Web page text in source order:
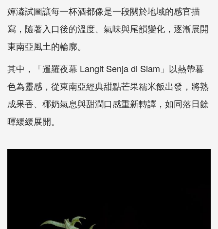
嬋潹試圖讓每一杯酒都像是一段關於地域的感官描
寫，隨著入口後的溫度、氣味與尾韻變化，逐漸展開
東南亞風土的輪廓。
其中，「暹羅夜幕 Langit Senja di Siam」以熱帶暮
色為靈感，從東南亞經典甜點芒果糯米飯出發，將熟
成果香、椰奶氣息與甜潤口感重新轉譯，如同落日餘
暉緩緩展開。